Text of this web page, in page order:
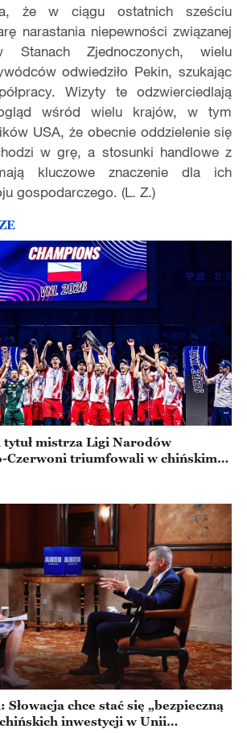
że w ciągu ostatnich sześciu
narastania niepewności związanej
Zjednoczonych, wielu
odwiedziło Pekin, szukając
Wizyty te odzwierciedlają
wśród wielu krajów, w tym
USA, że obecnie oddzielenie się
w grę, a stosunki handlowe z
kluczowe znaczenie dla ich
gospodarczego. (L. Z.)
tytuł mistrza Ligi Narodów
Czerwoni triumfowali w chińskim
chce stać się „bezpieczną
inwestycji w Unii